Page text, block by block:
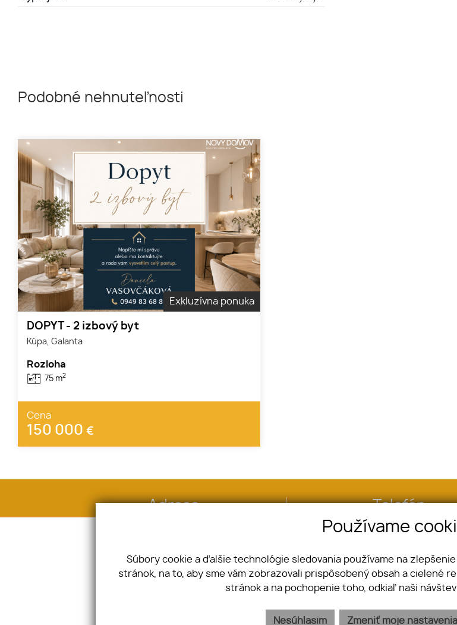
Podobné nehnuteľnosti
Exkluzívna ponuka
DOPYT - 2 izbový byt
Kúpa, Galanta
Rozloha
75 m2
Cena
150 000 €
Adresa Telefón
Nehnuteľnosti
Byty
GDPR
Používame
Súbory cookie a ďalšie technológie sledovania používame na
stránok, na to, aby sme vám zobrazovali prispôsobený obsah a cielené
stránok a na pochopenie toho, odkiaľ naši
Nesúhlasím Zmeniť moje nastavenia